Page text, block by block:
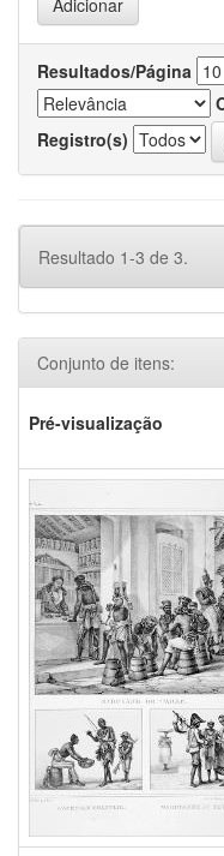
Resultados/Página
Registro(s)
Resultado 1-3 de 3.
Conjunto de itens:
Pré-visualização